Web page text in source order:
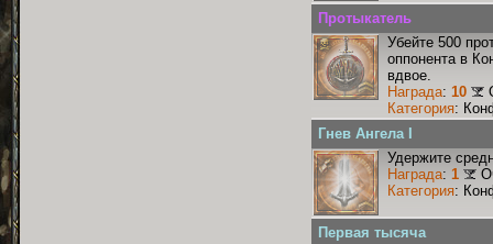
Протыкатель
Убейте 500
оппонента в
вдвое.
Награда: 10
Категория:
Гнев Ангела I
Удержите
Награда: 1
Категория:
Первая тысяча